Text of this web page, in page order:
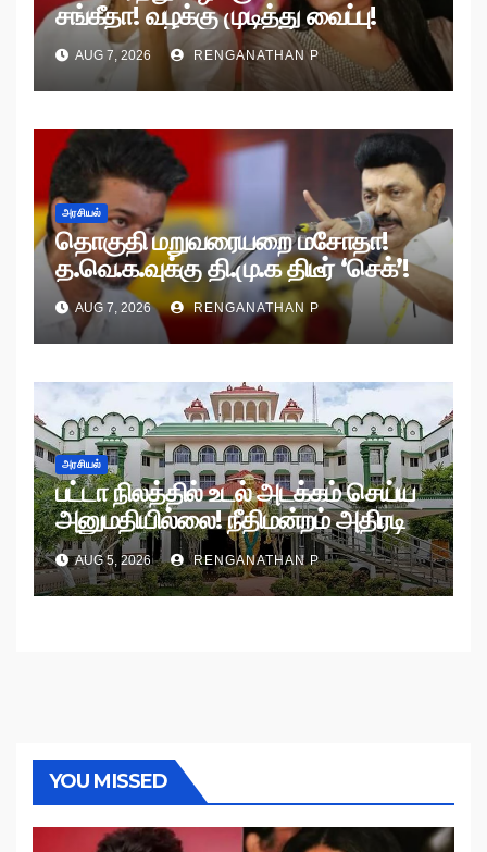
சங்கீதா! வழக்கு முடித்து வைப்பு!
AUG 7, 2026 RENGANATHAN P
அரசியல்
தொகுதி மறுவரையறை மசோதா!
த.வெ.க.வுக்கு தி.மு.க திடீர் ‘செக்’!
AUG 7, 2026 RENGANATHAN P
அரசியல்
பட்டா நிலத்தில் உடல் அடக்கம் செய்ய
அனுமதியில்லை! நீதிமன்றம் அதிரடி
உத்தரவு!
AUG 5, 2026 RENGANATHAN P
YOU MISSED